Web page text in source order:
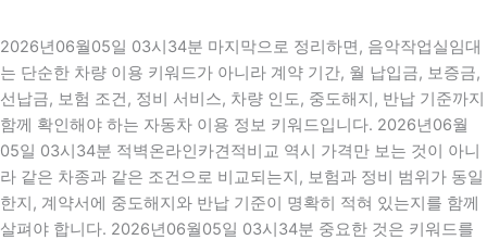
2026년06월05일 03시34분 마지막으로 정리하면, 음악작업실임대
는 단순한 차량 이용 키워드가 아니라 계약 기간, 월 납입금, 보증금,
선납금, 보험 조건, 정비 서비스, 차량 인도, 중도해지, 반납 기준까지
함께 확인해야 하는 자동차 이용 정보 키워드입니다. 2026년06월
05일 03시34분 적벽온라인카견적비교 역시 가격만 보는 것이 아니
라 같은 차종과 같은 조건으로 비교되는지, 보험과 정비 범위가 동일
한지, 계약서에 중도해지와 반납 기준이 명확히 적혀 있는지를 함께
살펴야 합니다. 2026년06월05일 03시34분 중요한 것은 키워드를